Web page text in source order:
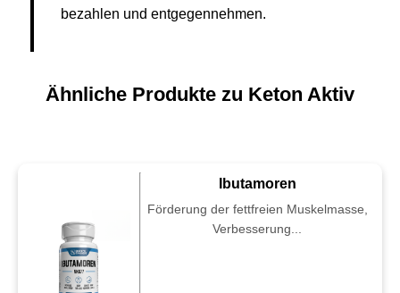
bezahlen und entgegennehmen.
Ähnliche Produkte zu Keton Aktiv
Ibutamoren
Förderung der fettfreien Muskelmasse,
Verbesserung...